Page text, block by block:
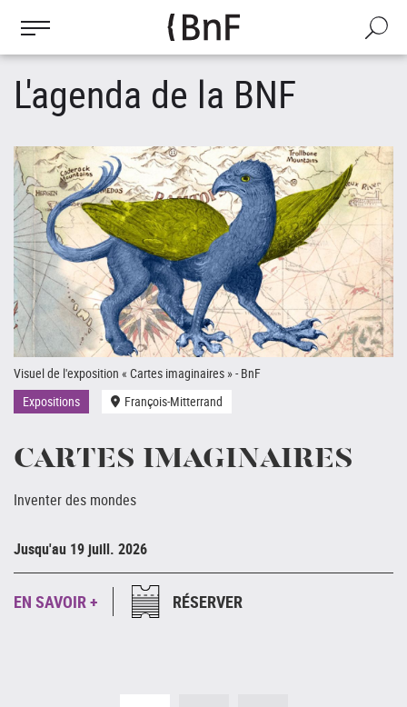
contenu
Recherche
L'agenda de la BNF
Visuel de l'exposition « Cartes imaginaires » - BnF
Expositions
François-Mitterrand
CARTES IMAGINAIRES
Inventer des mondes
Jusqu'au 19 juill. 2026
EN SAVOIR + RÉSERVER